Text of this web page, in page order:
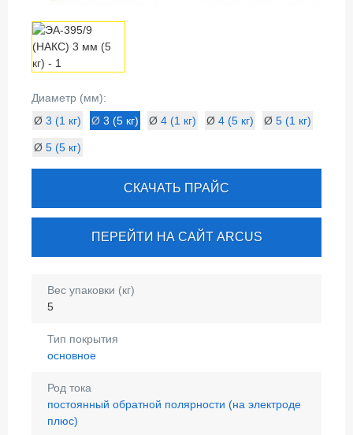
Диаметр (мм):
Ø 3 (1 кг) Ø 3 (5 кг) Ø 4 (1 кг) Ø 4 (5 кг) Ø 5 (1 кг)
Ø 5 (5 кг)
СКАЧАТЬ ПРАЙС
ПЕРЕЙТИ НА САЙТ ARCUS
Вес упаковки (кг)
5
Тип покрытия
основное
Род тока
постоянный обратной полярности (на электроде
плюс)